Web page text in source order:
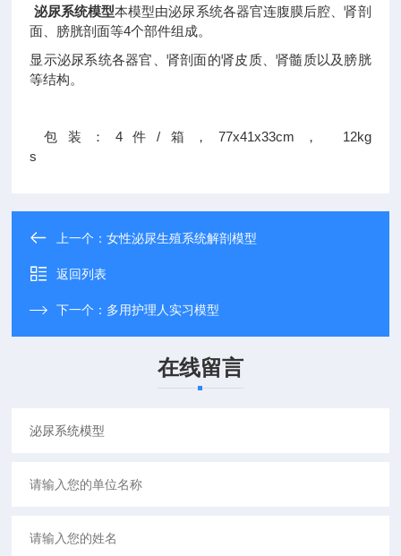
泌尿系统模型本模型由泌尿系统各器官连腹膜后腔、肾剖
面、膀胱剖面等4个部件组成。
显示泌尿系统各器官、肾剖面的肾皮质、肾髓质以及膀胱
等结构。
包装：4件/箱，77x41x33cm， 12kg
s
上一个：女性泌尿生殖系统解剖模型
返回列表
下一个： 多用护理人实习模型
在线留言